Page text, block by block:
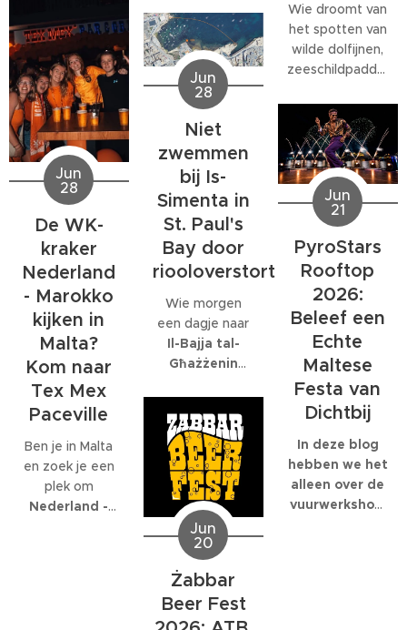
meer dan alleen
een baan. Veel
bedrijven
bieden
behoorlijk wat
extra's, van
teamuitjes en
interne
activiteiten tot
grote
personeelsfeesten.
En als je bij een
internationaal
bedrijf met
honderden
collega's werkt,
kunnen die
feesten
behoorlijk groot
worden.
noordwestenwinden
(W/NW)
verwacht.
Volgens het
Malta Red Cross
kan de wind
tijdelijk
toenemen tot
windkracht 6
met name op
donderdag 2
juli.
Wie droomt van
het spotten van
wilde dolfijnen,
zeeschildpadden
zeeleven
tijdens een
verblijf op Malta,
komt al snel tot
de ontdekking
dat daar
eigenlijk maar
één organisatie
volledig op is
gespecialiseerd:
EcoMarine
Malta .
Jun
28
De WK-
kraker
Nederland
- Marokko
kijken in
Malta?
Kom naar
Tex Mex
Paceville
Ben je in Malta
en zoek je een
plek om
Nederland -
Jun
28
Niet
zwemmen
bij Is-
Simenta in
St. Paul's
Bay door
riooloverstort
Wie morgen
een dagje naar
Il-Bajja tal-
Għażżenin
inSt. Paul's
Baywil gaan,
kan beter een
ander strand
kiezen. De
Maltese
Environmental
Health
Directorate
heeft
zaterdagavond
Jun
21
PyroStars
Rooftop
2026:
Beleef een
Echte
Maltese
Festa van
Dichtbij
In deze blog
hebben we het
alleen over de
vuurwerkshow
Jun
20
Żabbar
Beer Fest